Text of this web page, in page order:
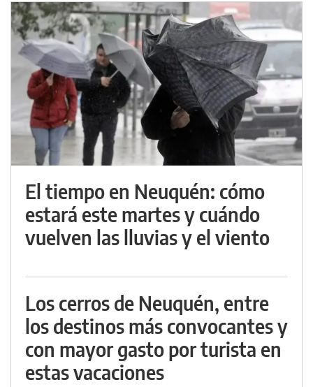
El tiempo en Neuquén: cómo
estará este martes y cuándo
vuelven las lluvias y el viento
Los cerros de Neuquén, entre
los destinos más convocantes y
con mayor gasto por turista en
estas vacaciones